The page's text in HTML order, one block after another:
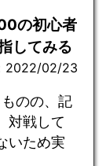
の初心者
してみる
2022/02/23
のの、記
対戦して
いため実